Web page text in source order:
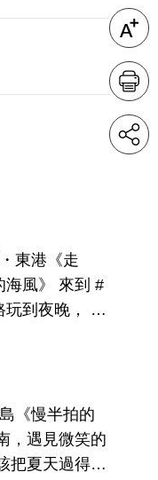
東港《走
海風》 來到 #
玩到夜晚， 每
《慢半拍的
，遇見微笑的
把夏天過得熱